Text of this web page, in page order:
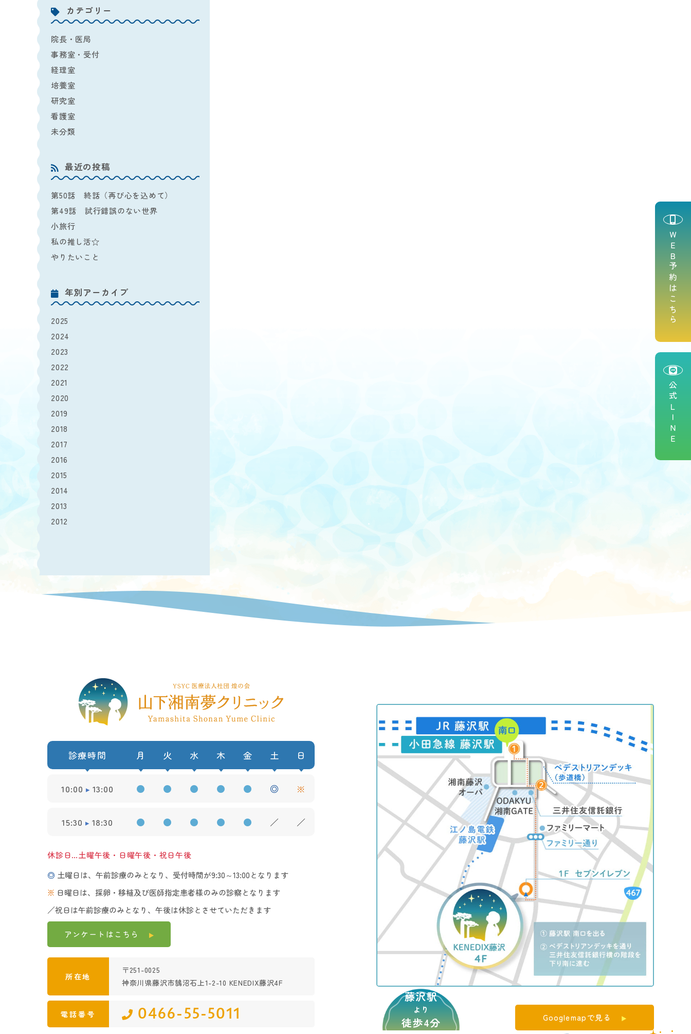
ＷＥＢ予約はこちら
公式ＬＩＮＥ
カテゴリー
院長・医局
事務室・受付
経理室
培養室
研究室
看護室
未分類
最近の投稿
第50話 終話（再び心を込めて）
第49話 試行錯誤のない世界
小旅行
私の推し活☆
やりたいこと
年別アーカイブ
2025
2024
2023
2022
2021
2020
2019
2018
2017
2016
2015
2014
2013
2012
診療時間 月 火 水 木 金 土 日
10:00 13:00 ● ● ● ● ● ◎ ※
15:30 18:30 ● ● ● ● ● ／ ／
休診日…土曜午後・日曜午後・祝日午後
◎ 土曜日は、午前診療のみとなり、受付時間が9:30～13:00となります
※ 日曜日は、採卵・移植及び医師指定患者様のみの診察となります
／祝日は午前診療のみとなり、午後は休診とさせていただきます
アンケートは こちら
所在地
〒251-0025
神奈川県藤沢市鵠沼石上1-2-10 KENEDIX藤沢4F
電話番号 0466-55-5011
藤沢駅
より
徒歩4分 Googlemapで見る